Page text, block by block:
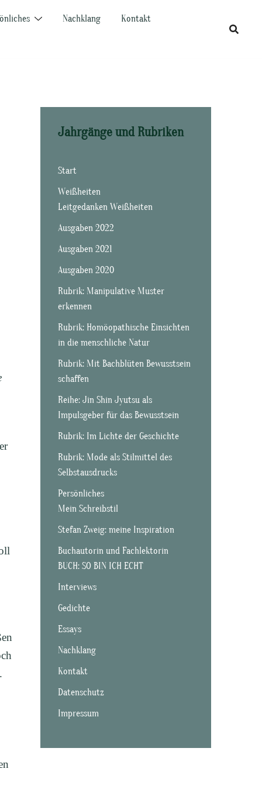
Nachklang Kontakt
Jahrgänge und Rubriken
Start
Weißheiten
Leitgedanken Weißheiten
Ausgaben 2022
Ausgaben 2021
Ausgaben 2020
Rubrik: Manipulative Muster
erkennen
Rubrik: Homöopathische Einsichten
in die menschliche Natur
Rubrik: Mit Bachblüten Bewusstsein
schaffen
Reihe: Jin Shin Jyutsu als
Impulsgeber für das Bewusstsein
Rubrik: Im Lichte der Geschichte
Rubrik: Mode als Stilmittel des
Selbstausdrucks
Persönliches
Mein Schreibstil
Stefan Zweig: meine Inspiration
Buchautorin und Fachlektorin
BUCH: SO BIN ICH ECHT
Interviews
Gedichte
Essays
Nachklang
Kontakt
Datenschutz
Impressum